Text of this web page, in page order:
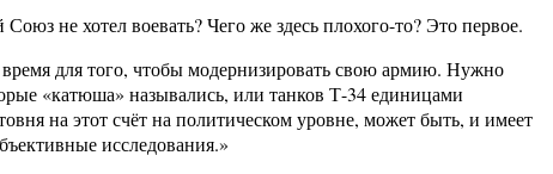
не хотел воевать? Чего же здесь плохого-то? Это первое.
для того, чтобы модернизировать свою армию. Нужно
«катюша» назывались, или танков Т-34 единицами
на этот счёт на политическом уровне, может быть, и имеет
исследования.»